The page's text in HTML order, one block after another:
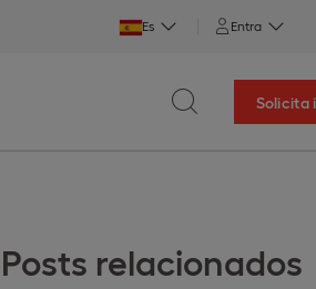
Es Entra
Solicita
Posts relacionados